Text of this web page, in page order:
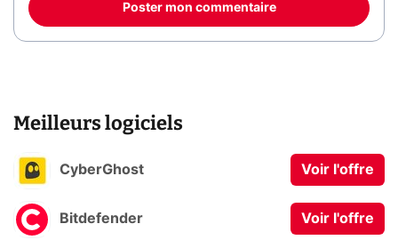
Poster mon commentaire
Meilleurs logiciels
CyberGhost Voir l'offre
Bitdefender Voir l'offre